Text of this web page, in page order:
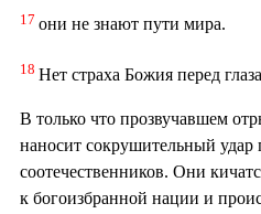
17 они не знают пути мира.
18 Нет страха Божия перед
В только что прозвучавшем
наносит сокрушительный
соотечественников. Они
к богоизбранной нации и